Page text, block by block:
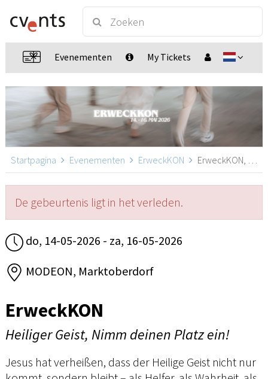
Evenementen My Tickets
Startpagina Evenementen ErweckKON ErweckKON, Marktoberdorf
De gebeurtenis ligt in het verleden.
do, 14-05-2026 - za, 16-05-2026
MODEON, Marktoberdorf
ErweckKON
Heiliger Geist, Nimm deinen Platz ein!
Jesus hat verheißen, dass der Heilige Geist nicht nur